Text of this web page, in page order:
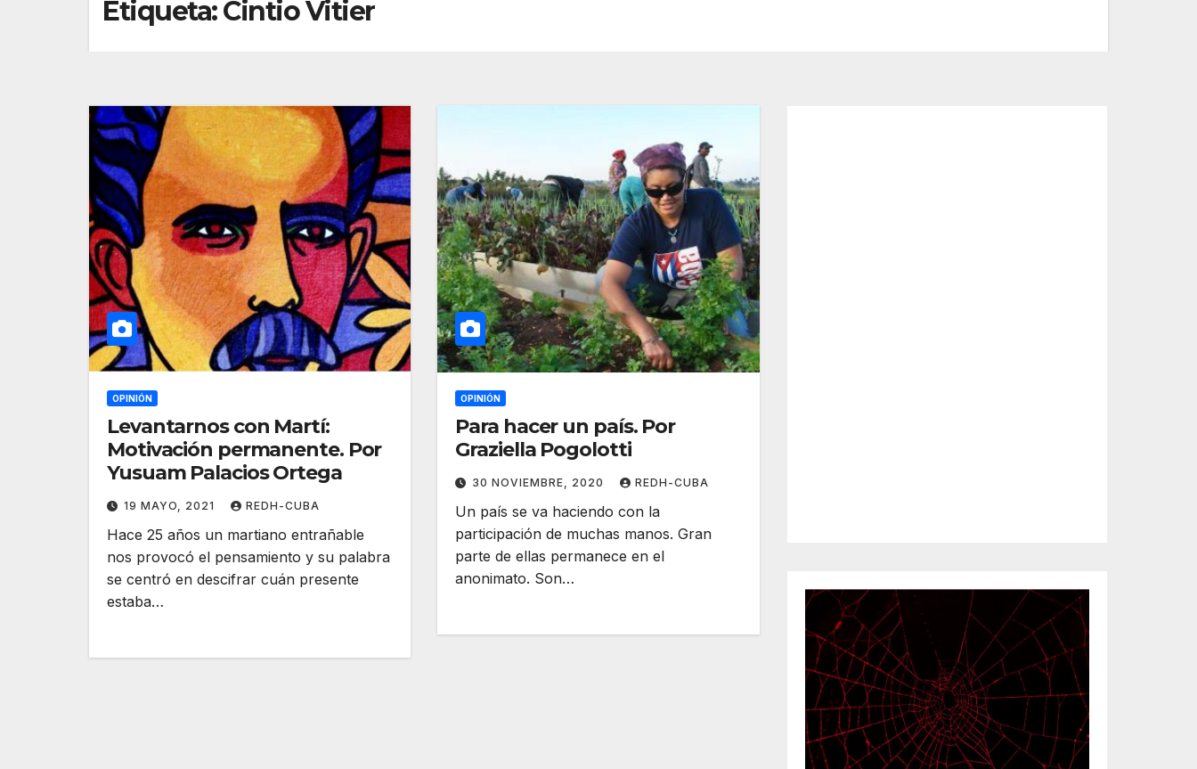
Etiqueta:Cintio Vitier
OPINIÓN
Levantarnos con Martí:
Motivación permanente. Por
Yusuam Palacios Ortega
19 MAYO, 2021 REDH-CUBA
Hace 25 años un martiano entrañable
nos provocó el pensamiento y su palabra
se centró en descifrar cuán presente
estaba…
OPINIÓN
Para hacer un país. Por
Graziella Pogolotti
30 NOVIEMBRE, 2020 REDH-CUBA
Un país se va haciendo con la
participación de muchas manos. Gran
parte de ellas permanece en el
anonimato. Son…